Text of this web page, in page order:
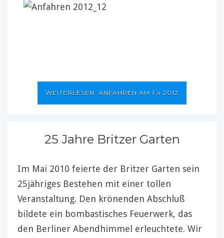
WEITERLESEN: ANFAHREN AM 1.4.2012
25 Jahre Britzer Garten
Im Mai 2010 feierte der Britzer Garten sein
25jähriges Bestehen mit einer tollen
Veranstaltung. Den krönenden Abschluß
bildete ein bombastisches Feuerwerk, das
den Berliner Abendhimmel erleuchtete. Wir